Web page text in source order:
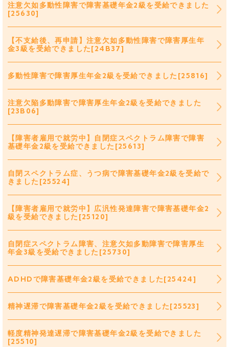
注意欠如多動性障害で障害基礎年金2級を受給できました
[25630]
【不支給後、再申請】注意欠如多動性障害で障害厚生年
金3級を受給できました[24B37]
多動性障害で障害厚生年金2級を受給できました[25816]
注意欠陥多動障害で障害厚生年金2級を受給できました
[23B06]
【障害者雇用で就労中】自閉症スペクトラム障害で障害
基礎年金2級を受給できました[25613]
自閉スペクトラム症、うつ病で障害基礎年金2級を受給で
きました[25524]
【障害者雇用で就労中】広汎性発達障害で障害基礎年金2
級を受給できました[25120]
自閉症スペクトラム障害、注意欠如多動障害で障害厚生
年金3級を受給できました[25730]
ADHDで障害基礎年金2級を受給できました[25424]
精神遅滞で障害基礎年金2級を受給できました[25523]
軽度精神発達遅滞で障害基礎年金2級を受給できました
[25510]